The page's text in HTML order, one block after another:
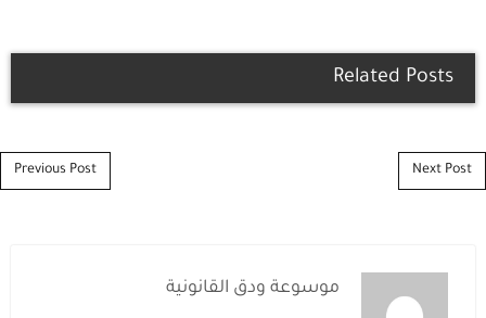
Related Posts
Post navigation
Previous Post Next Post
موسوعة ودق القانونية